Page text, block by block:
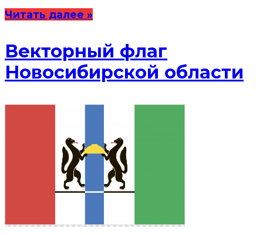
Читать далее »
Векторный флаг
Новосибирской области